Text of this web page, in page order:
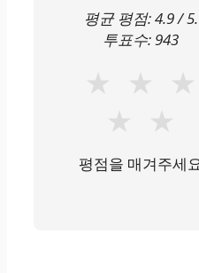
평균 평점:4.9/ 5.
투표수:943
★ ★
★
★
★
평점을 매겨주세